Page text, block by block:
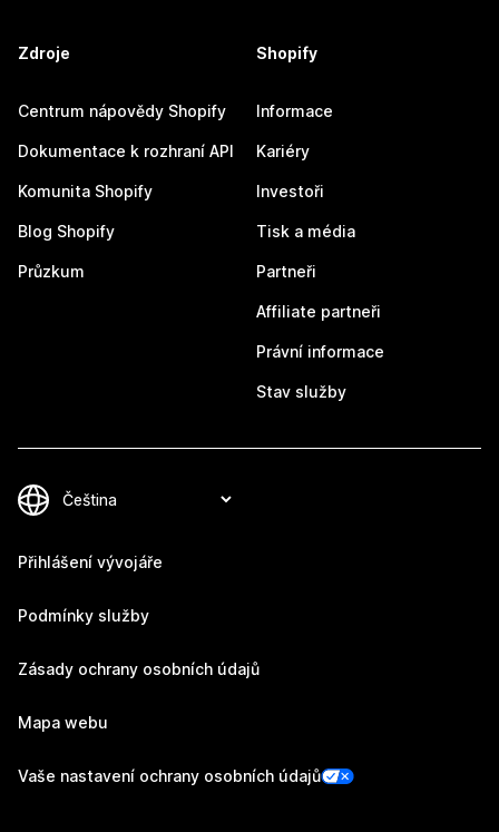
Zdroje
Centrum nápovědy Shopify
Dokumentace k rozhraní API
Komunita Shopify
Blog Shopify
Průzkum
Shopify
Informace
Kariéry
Investoři
Tisk a média
Partneři
Affiliate partneři
Právní informace
Stav služby
Přihlášení vývojáře
Podmínky služby
Zásady ochrany osobních údajů
Mapa webu
Vaše nastavení ochrany osobních údajů